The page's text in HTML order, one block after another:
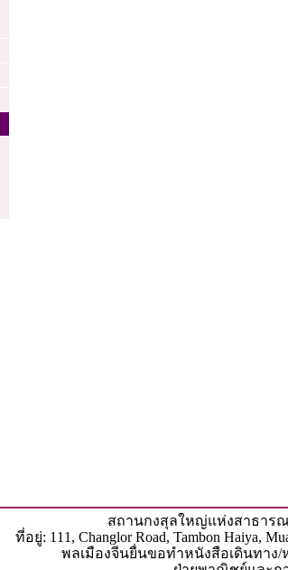
สถานกงสุลใหญ่แห่งสาธาร
ที่อยู่: 111, Changlor Road, Tambon Haiya,
พลเมืองจีนยื่นขอทำหนังสือเดินทาง/